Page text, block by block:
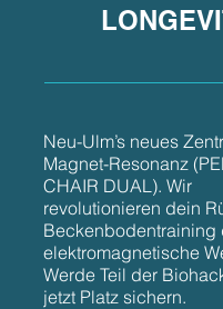
Neu-Ulm’s neues
Magnet-Resonanz
CHAIR DUAL). Wir
revolutionieren dein
Beckenbodentraining
elektromagnetische
Werde Teil der
jetzt Platz sichern.